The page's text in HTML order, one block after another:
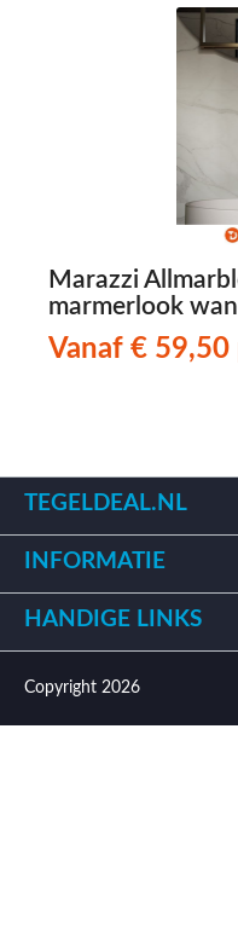
Marazzi
marmerlook
Vanaf € 59,50
TEGELDEAL.NL
INFORMATIE
HANDIGE LINKS
Copyright 2026